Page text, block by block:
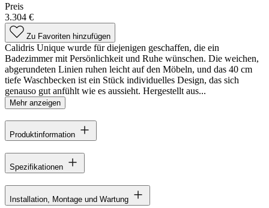
Preis
3.304 €
Zu Favoriten hinzufügen
Calidris Unique wurde für diejenigen geschaffen, die ein
Badezimmer mit Persönlichkeit und Ruhe wünschen. Die weichen,
abgerundeten Linien ruhen leicht auf den Möbeln, und das 40 cm
tiefe Waschbecken ist ein Stück individuelles Design, das sich
genauso gut anfühlt wie es aussieht. Hergestellt aus...
Mehr anzeigen
Produktinformation
Spezifikationen
Installation, Montage und Wartung